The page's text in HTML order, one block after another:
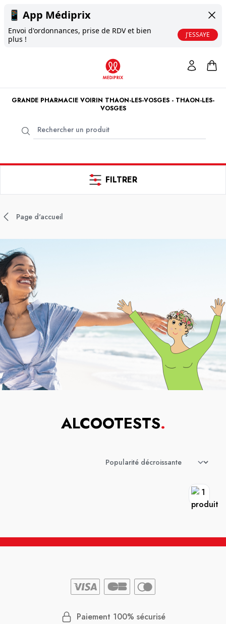
📱 App Médiprix
Envoi d'ordonnances, prise de RDV et bien
plus !
J'ESSAYE
GRANDE PHARMACIE VOIRIN THAON-LES-VOSGES - THAON-LES-
VOSGES
FILTRER
Page d'accueil
ALCOOTESTS.
Paiement 100% sécurisé